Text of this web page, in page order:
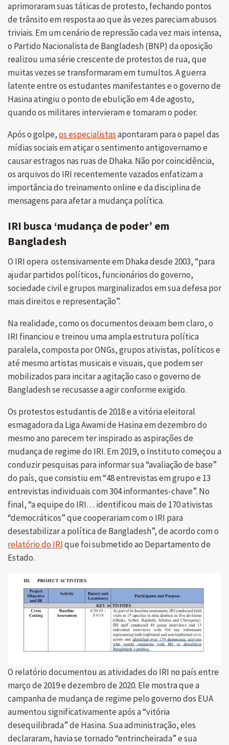
aprimoraram suas táticas de protesto, fechando pontos
de trânsito em resposta ao que às vezes pareciam abusos
triviais. Em um cenário de repressão cada vez mais intensa,
o Partido Nacionalista de Bangladesh (BNP) da oposição
realizou uma série crescente de protestos de rua, que
muitas vezes se transformaram em tumultos. A guerra
latente entre os estudantes manifestantes e o governo de
Hasina atingiu o ponto de ebulição em 4 de agosto,
quando os militares intervieram e tomaram o poder.
Após o golpe,os especialistasapontaram para o papel das
mídias sociais em atiçar o sentimento antigovernamo e
causar estragos nas ruas de Dhaka. Não por coincidência,
os arquivos do IRI recentemente vazados enfatizam a
importância do treinamento online e da disciplina de
mensagens para afetar a mudança política.
IRI busca ‘mudança de poder’ em
Bangladesh
O IRI opera ostensivamente em Dhaka desde 2003, “para
ajudar partidos políticos, funcionários do governo,
sociedade civil e grupos marginalizados em sua defesa por
mais direitos e representação”.
Na realidade, como os documentos deixam bem claro, o
IRI financiou e treinou uma ampla estrutura política
paralela, composta por ONGs, grupos ativistas, políticos e
até mesmo artistas musicais e visuais, que podem ser
mobilizados para incitar a agitação caso o governo de
Bangladesh se recusasse a agir conforme exigido.
Os protestos estudantis de 2018 e a vitória eleitoral
esmagadora da Liga Awami de Hasina em dezembro do
mesmo ano parecem ter inspirado as aspirações de
mudança de regime do IRI. Em 2019, o Instituto começou a
conduzir pesquisas para informar sua “avaliação de base”
do país, que consistiu em “48 entrevistas em grupo e 13
entrevistas individuais com 304 informantes-chave”. No
final, “a equipe do IRI… identificou mais de 170 ativistas
“democráticos” que cooperariam com o IRI para
desestabilizar a política de Bangladesh”, de acordo com o
relatório do IRIque foi submetido ao Departamento de
Estado.
O relatório documentou as atividades do IRI no país entre
março de 2019 e dezembro de 2020. Ele mostra que a
campanha de mudança de regime pelo governo dos EUA
aumentou significativamente após a “vitória
desequilibrada” de Hasina. Sua administração, eles
declararam, havia se tornado “entrincheirada” e sua